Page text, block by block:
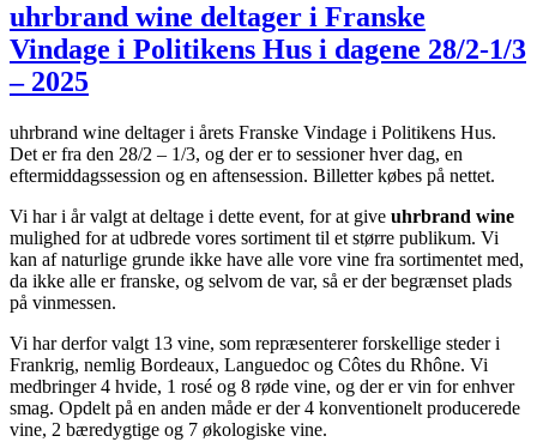
uhrbrand wine deltager i Franske
Vindage i Politikens Hus i dagene 28/2-1/3
– 2025
uhrbrand wine deltager i årets Franske Vindage i Politikens Hus.
Det er fra den 28/2 – 1/3, og der er to sessioner hver dag, en
eftermiddagssession og en aftensession. Billetter købes på nettet.
Vi har i år valgt at deltage i dette event, for at give uhrbrand wine
mulighed for at udbrede vores sortiment til et større publikum. Vi
kan af naturlige grunde ikke have alle vore vine fra sortimentet med,
da ikke alle er franske, og selvom de var, så er der begrænset plads
på vinmessen.
Vi har derfor valgt 13 vine, som repræsenterer forskellige steder i
Frankrig, nemlig Bordeaux, Languedoc og Côtes du Rhône. Vi
medbringer 4 hvide, 1 rosé og 8 røde vine, og der er vin for enhver
smag. Opdelt på en anden måde er der 4 konventionelt producerede
vine, 2 bæredygtige og 7 økologiske vine.